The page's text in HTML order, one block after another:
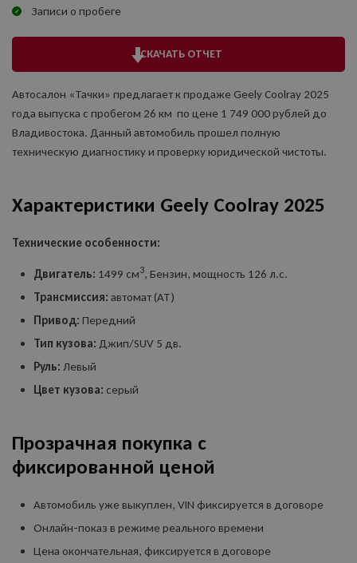
Записи о пробеге
СКАЧАТЬ ОТЧЕТ
Автосалон «Тачки» предлагает к продаже Geely Coolray 2025
года выпуска с пробегом 26 км по цене 1 749 000 рублей до
Владивостока. Данный автомобиль прошел полную
техническую диагностику и проверку юридической чистоты.
Характеристики Geely Coolray 2025
Технические особенности:
Двигатель: 1499 см3, Бензин, мощность 126 л.с.
Трансмиссия: автомат (AT)
Привод: Передний
Тип кузова: Джип/SUV 5 дв.
Руль: Левый
Цвет кузова: серый
Прозрачная покупка с
фиксированной ценой
Автомобиль уже выкуплен, VIN фиксируется в договоре
Онлайн-показ в режиме реального времени
Цена окончательная, фиксируется в договоре